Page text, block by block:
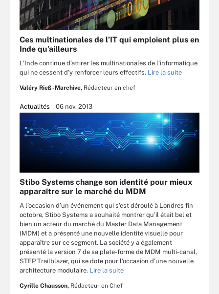
Ces multinationales de l’IT qui emploient plus en
Inde qu’ailleurs
L’Inde continue d’attirer les multinationales de l’informatique
qui ne cessent d’y renforcer leurs effectifs. Lire la suite
Valéry Rieß-Marchive, Rédacteur en chef
Actualités 06 nov. 2013
Stibo Systems change son identité pour mieux
apparaître sur le marché du MDM
A l’occasion d’un événement qui s’est déroulé à Londres fin
octobre, Stibo Systems a souhaité montrer qu’il était bel et
bien un acteur du marché du Master Data Management
(MDM) et a présenté une nouvelle identité visuelle pour
apparaître sur ce segment. La société y a également
présenté la version 7 de sa plate-forme de MDM multi-canal,
STEP Trailblazer, qui se dote pour l’occasion d’une nouvelle
architecture modulaire. Lire la suite
Cyrille Chausson, Rédacteur en Chef